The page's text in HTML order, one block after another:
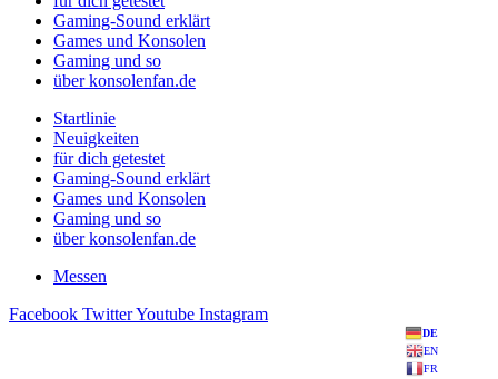
Gaming-Sound erklärt
Games und Konsolen
Gaming und so
über konsolenfan.de
Startlinie
Neuigkeiten
für dich getestet
Gaming-Sound erklärt
Games und Konsolen
Gaming und so
über konsolenfan.de
Messen
Facebook TwitterYoutube Instagram
DE
EN
FR